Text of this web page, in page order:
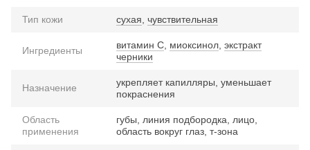
Тип кожи сухая чувствительная
Ингредиенты витамин С миоксинол экстракт
черники
Назначение
укрепляет капилляры, уменьшает
покраснения
Область
применения
губы, линия подбородка, лицо,
область вокруг глаз, т-зона